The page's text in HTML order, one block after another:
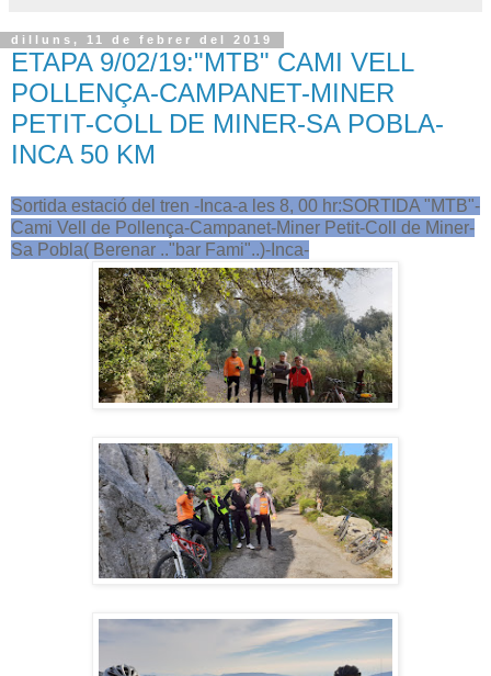
dilluns, 11 de febrer del 2019
ETAPA 9/02/19:"MTB" CAMI VELL
POLLENÇA-CAMPANET-MINER
PETIT-COLL DE MINER-SA POBLA-
INCA 50 KM
Sortida estació del tren -Inca-a les 8, 00 hr:SORTIDA "MTB"-
Cami Vell de Pollença-Campanet-Miner Petit-Coll de Miner-
Sa Pobla( Berenar .."bar Fami"..)-Inca-